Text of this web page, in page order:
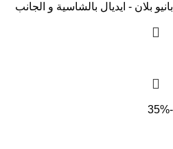
بانيو بلان - ايديال بالشاسية و الجانب
-35%